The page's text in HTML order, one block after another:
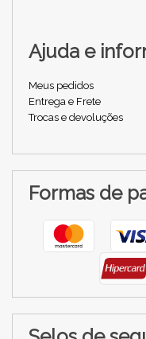
Ajuda e
Meus pedidos
Entrega e Frete
Trocas e devoluções
Formas de